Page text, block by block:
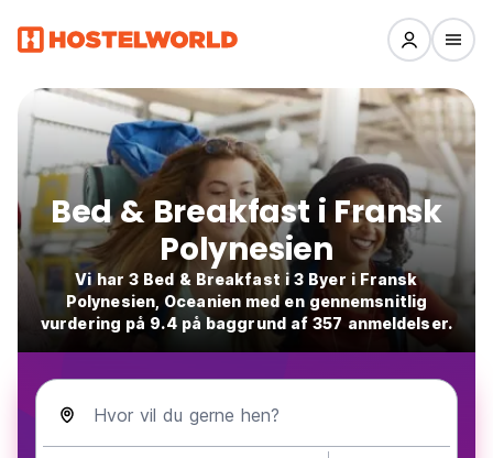
Bed & Breakfast i Fransk
Polynesien
Vi har 3 Bed & Breakfast i 3 Byer i Fransk
Polynesien, Oceanien med en gennemsnitlig
vurdering på 9.4 på baggrund af 357 anmeldelser.
Hvor vil du gerne hen?